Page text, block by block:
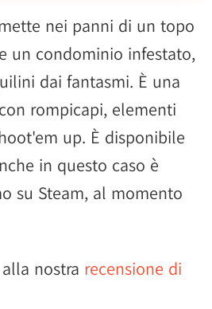
nei panni di un topo
un condominio infestato,
dai fantasmi. È una
rompicapi, elementi
up. È disponibile
in questo caso è
su Steam, al momento
nostra recensione di